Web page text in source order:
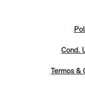
Cond.
Termos &